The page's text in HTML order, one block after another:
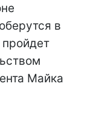
в
пройдет
Майка